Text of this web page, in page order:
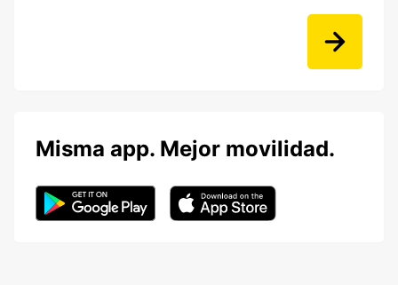
Misma app. Mejor movilidad.